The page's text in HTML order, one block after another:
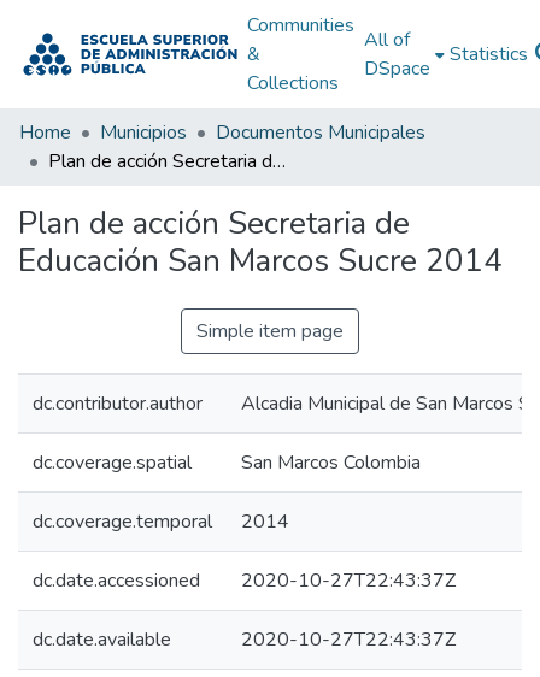
Communities
&
Collections
All of
DSpace
Statistics
Home Municipios
Documentos Municipales
Plan de acción Secretaria de Educación San Marcos Sucre 2014
Plan de acción Secretaria de
Educación San Marcos Sucre 2014
Simple item page
dc.contributor.author Alcadia Municipal de San Marcos
dc.coverage.spatial San Marcos Colombia
dc.coverage.temporal 2014
dc.date.accessioned 2020-10-27T22:43:37Z
dc.date.available 2020-10-27T22:43:37Z